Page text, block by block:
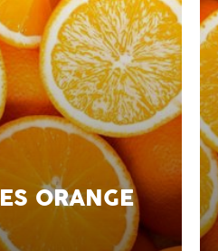
ORANGE